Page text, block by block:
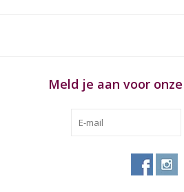
beweging tijdens het transport kan
papier vallen en moet je de joint
Dit probleem hebben we uiteindelijk
in de JAYSAFE van FIRE-FLOW™.
extra grip gemakkelijk openen en
Meld je aan voor